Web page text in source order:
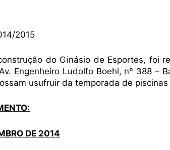
2015
do Ginásio de Esportes, foi
Engenheiro Ludolfo Boehl, nº 388 –
usufruir da temporada de
DE 2014